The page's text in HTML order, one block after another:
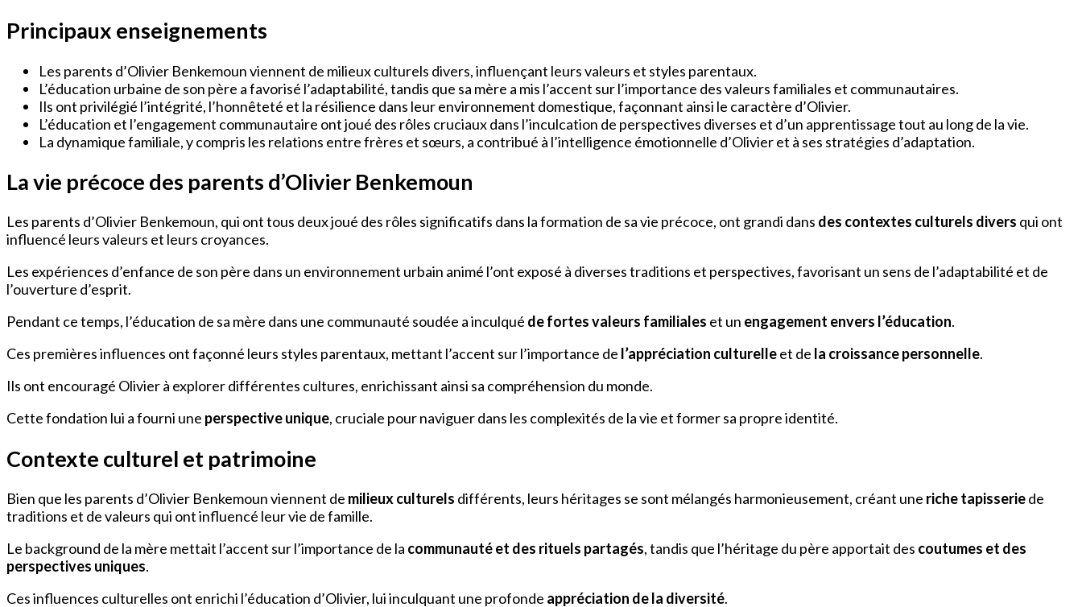
Principaux enseignements
Les parents d’Olivier Benkemoun viennent de milieux culturels divers, influençant leurs valeurs et styles parentaux.
L’éducation urbaine de son père a favorisé l’adaptabilité, tandis que sa mère a mis l’accent sur l’importance des valeurs familiales et communautaires.
Ils ont privilégié l’intégrité, l’honnêteté et la résilience dans leur environnement domestique, façonnant ainsi le caractère d’Olivier.
L’éducation et l’engagement communautaire ont joué des rôles cruciaux dans l’inculcation de perspectives diverses et d’un apprentissage tout au long de la vie.
La dynamique familiale, y compris les relations entre frères et sœurs, a contribué à l’intelligence émotionnelle d’Olivier et à ses stratégies d’adaptation.
La vie précoce des parents d’Olivier Benkemoun
Les parents d’Olivier Benkemoun, qui ont tous deux joué des rôles significatifs dans la formation de sa vie précoce, ont grandi dans des contextes culturels divers qui ont
influencé leurs valeurs et leurs croyances.
Les expériences d’enfance de son père dans un environnement urbain animé l’ont exposé à diverses traditions et perspectives, favorisant un sens de l’adaptabilité et de
l’ouverture d’esprit.
Pendant ce temps, l’éducation de sa mère dans une communauté soudée a inculqué de fortes valeurs familiales et un engagement envers l’éducation.
Ces premières influences ont façonné leurs styles parentaux, mettant l’accent sur l’importance de l’appréciation culturelleet de la croissance personnelle.
Ils ont encouragé Olivier à explorer différentes cultures, enrichissant ainsi sa compréhension du monde.
Cette fondation lui a fourni une perspective unique, cruciale pour naviguer dans les complexités de la vie et former sa propre identité.
Contexte culturel et patrimoine
Bien que les parents d’Olivier Benkemoun viennent de milieux culturels différents, leurs héritages se sont mélangés harmonieusement, créant une riche tapisseriede
traditions et de valeurs qui ont influencé leur vie de famille.
Le background de la mère mettait l’accent sur l’importance de la communauté et des rituels partagés, tandis que l’héritage du père apportait des coutumes et des
perspectives uniques.
Ces influences culturelles ont enrichi l’éducation d’Olivier, lui inculquant une profonde appréciation de la diversité.